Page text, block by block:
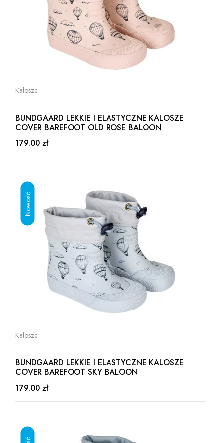
Kalosze
BUNDGAARD LEKKIE I ELASTYCZNE KALOSZE
COVER BAREFOOT OLD ROSE BALOON
179.00 zł
Kalosze
BUNDGAARD LEKKIE I ELASTYCZNE KALOSZE
COVER BAREFOOT SKY BALOON
179.00 zł